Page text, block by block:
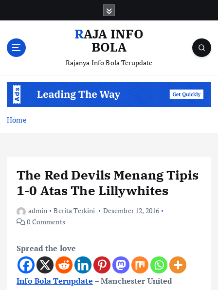
RAJA INFO
BOLA
Rajanya Info Bola Terupdate
Home
The Red Devils Menang Tipis
1-0 Atas The Lillywhites
admin Berita Terkini
Desember 12, 2016
0 Comments
Spread the love
Info Bola Terupdate – Manchester United